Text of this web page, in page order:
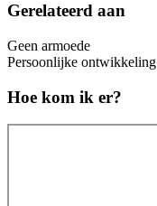
Gerelateerd aan
Geen armoede
Persoonlijke ontwikkeling
Hoe kom ik er?